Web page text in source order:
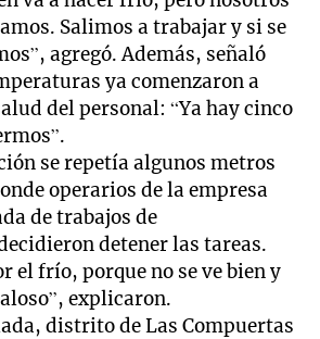
Salimos a trabajar y si se
agregó. Además, señaló
ya comenzaron a
del personal: “Ya hay cinco
se repetía algunos metros
operarios de la empresa
de trabajos de
detener las tareas.
el frío, porque no se ve bien y
explicaron.
distrito de Las Compuertas